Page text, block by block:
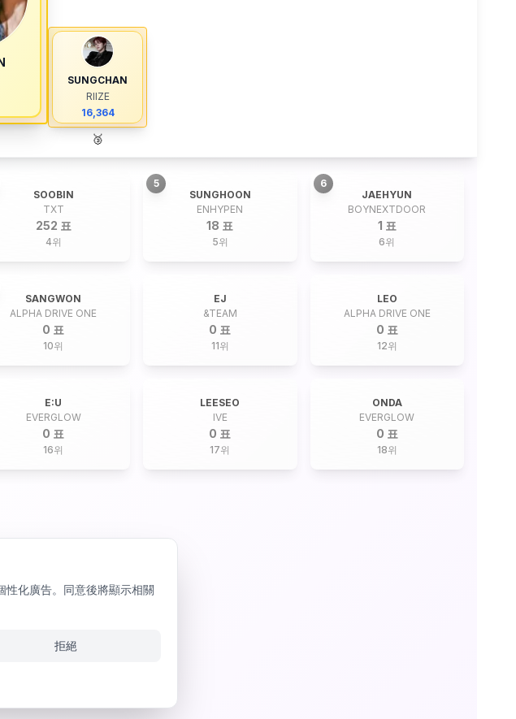
SUNGCHAN
RIIZE
16,364
🥉
SOOBIN
TXT
252 표
4위
5
SUNGHOON
ENHYPEN
18 표
5위
6
JAEHYUN
BOYNEXTDOOR
1 표
6위
SANGWON
ALPHA DRIVE ONE
0 표
10위
EJ
&TEAM
0 표
11위
LEO
ALPHA DRIVE ONE
0 표
12위
E:U
EVERGLOW
0 표
16위
LEESEO
IVE
0 표
17위
ONDA
EVERGLOW
0 표
18위
化廣告。同意後將顯示相關
拒絕